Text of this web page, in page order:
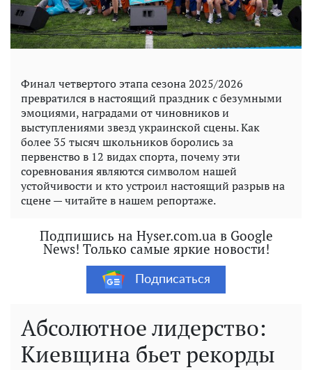
Финал четвертого этапа сезона 2025/2026
превратился в настоящий праздник с безумными
эмоциями, наградами от чиновников и
выступлениями звезд украинской сцены. Как
более 35 тысяч школьников боролись за
первенство в 12 видах спорта, почему эти
соревнования являются символом нашей
устойчивости и кто устроил настоящий разрыв на
сцене — читайте в нашем репортаже.
Подпишись на Hyser.com.ua в Google
News! Только самые яркие новости!
Подписаться
Абсолютное лидерство:
Киевщина бьет рекорды